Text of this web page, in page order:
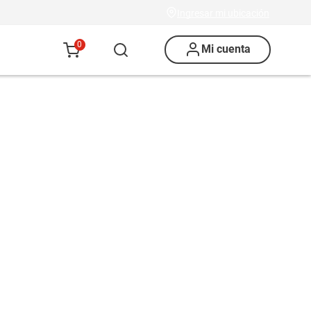
0 Mi cuenta